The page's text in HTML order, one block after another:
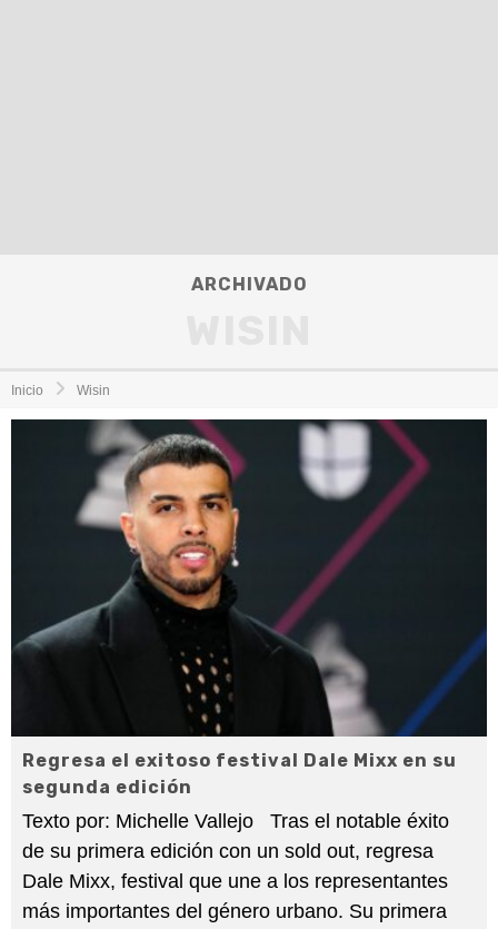
ARCHIVADO
Inicio Wisin
Regresa el exitoso festival Dale Mixx en su
segunda edición
Texto por: Michelle Vallejo Tras el notable éxito
de su primera edición con un sold out, regresa
Dale Mixx, festival que une a los representantes
más importantes del género urbano. Su primera